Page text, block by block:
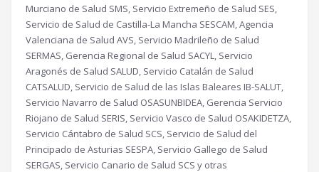
Murciano de Salud SMS, Servicio Extremeño de Salud SES,
Servicio de Salud de Castilla-La Mancha SESCAM, Agencia
Valenciana de Salud AVS, Servicio Madrileño de Salud
SERMAS, Gerencia Regional de Salud SACYL, Servicio
Aragonés de Salud SALUD, Servicio Catalán de Salud
CATSALUD, Servicio de Salud de las Islas Baleares IB-SALUT,
Servicio Navarro de Salud OSASUNBIDEA, Gerencia Servicio
Riojano de Salud SERIS, Servicio Vasco de Salud OSAKIDETZA,
Servicio Cántabro de Salud SCS, Servicio de Salud del
Principado de Asturias SESPA, Servicio Gallego de Salud
SERGAS, Servicio Canario de Salud SCS y otras